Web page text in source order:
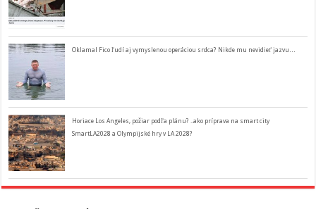
Oklamal Fico ľudí aj vymyslenou operáciou srdca? Nikde mu nevidieť jazvu…
Horiace Los Angeles, požiar podľa plánu? ..ako príprava na smart city
SmartLA2028 a Olympijské hry v LA 2028?